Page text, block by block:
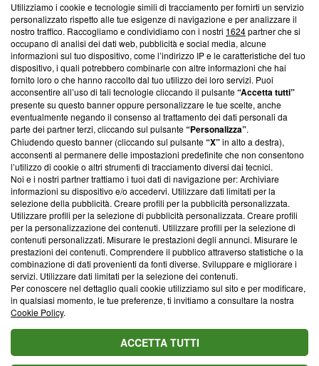
Questa sezione offre informazioni trasparenti su Blasting
News, sui nostri processi editoriali e su come ci impegniamo a
creare news di qualità. Inoltre, afferma la nostra aderenza a
‘Trust Project - News with Integrity’Blasting News non è
ancora membro del programma, ma ha richiesto di farne
parte; Trust Project non ha ancora effettuato una verifica di
conformità agli standard.
Su di noi
Team editoriale
Corporate
Redazione
Informativa Privacy
Cookie Policy
Blasting SA, IDI CHE-247.845.224, Via Carlo Frasca, 3 - 6900
Lugano (Svizzera) Tel:+39 0690258937
© 2026 Blasting News
Utilizziamo i cookie e tecnologie simili di tracciamento per fornirti un servizio
personalizzato rispetto alle tue esigenze di navigazione e per analizzare il
nostro traffico. Raccogliamo e condividiamo con i nostri 1624partner che si
occupano di analisi dei dati web, pubblicità e social media, alcune
informazioni sul tuo dispositivo, come l’indirizzo IP e le caratteristiche del tuo
dispositivo, i quali potrebbero combinarle con altre informazioni che hai
fornito loro o che hanno raccolto dal tuo utilizzo dei loro servizi. Puoi
acconsentire all’uso di tali tecnologie cliccando il pulsante“Accetta tutti”
presente su questo banner oppure personalizzare le tue scelte, anche
eventualmente negando il consenso al trattamento dei dati personali da
parte dei partner terzi, cliccando sul pulsante“Personalizza”.
Chiudendo questo banner (cliccando sul pulsante“X”in alto a destra),
acconsenti al permanere delle impostazioni predefinite che non consentono
l’utilizzo di cookie o altri strumenti di tracciamento diversi dai tecnici.
Noi e i nostri partner trattiamo i tuoi dati di navigazione per: Archiviare
informazioni su dispositivo e/o accedervi. Utilizzare dati limitati per la
selezione della pubblicità. Creare profili per la pubblicità personalizzata.
Utilizzare profili per la selezione di pubblicità personalizzata. Creare profili
per la personalizzazione dei contenuti. Utilizzare profili per la selezione di
contenuti personalizzati. Misurare le prestazioni degli annunci. Misurare le
prestazioni dei contenuti. Comprendere il pubblico attraverso statistiche o la
combinazione di dati provenienti da fonti diverse. Sviluppare e migliorare i
servizi. Utilizzare dati limitati per la selezione dei contenuti.
Per conoscere nel dettaglio quali cookie utilizziamo sul sito e per modificare,
in qualsiasi momento, le tue preferenze, ti invitiamo a consultare la nostra
Cookie Policy.
ACCETTA TUTTI